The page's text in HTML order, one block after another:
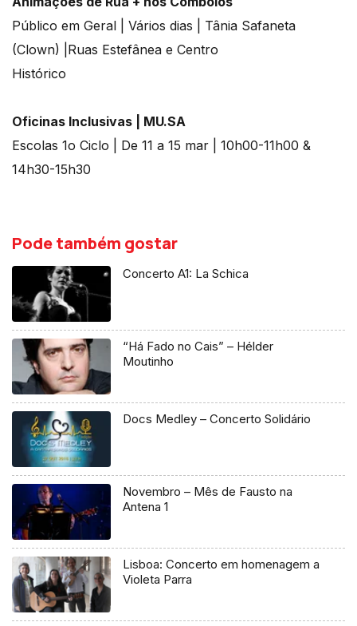
Público em Geral | Vários dias | Tânia Safaneta
(Clown) |Ruas Estefânea e Centro
Histórico
Oficinas Inclusivas | MU.SA
Escolas 1o Ciclo | De 11 a 15 mar | 10h00-11h00 &
14h30-15h30
Pode também gostar
Concerto A1: La Schica
“Há Fado no Cais” – Hélder
Moutinho
Docs Medley – Concerto Solidário
Novembro – Mês de Fausto na
Antena 1
Lisboa: Concerto em homenagem a
Violeta Parra